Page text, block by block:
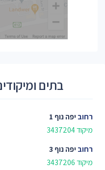
בתים
רחוביפה נוף 1
מיקוד 3437204
רחוביפה נוף 3
מיקוד 3437206